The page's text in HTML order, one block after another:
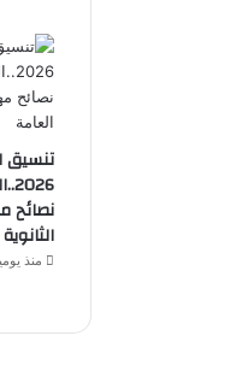
تنسيق
نصائح
منذ